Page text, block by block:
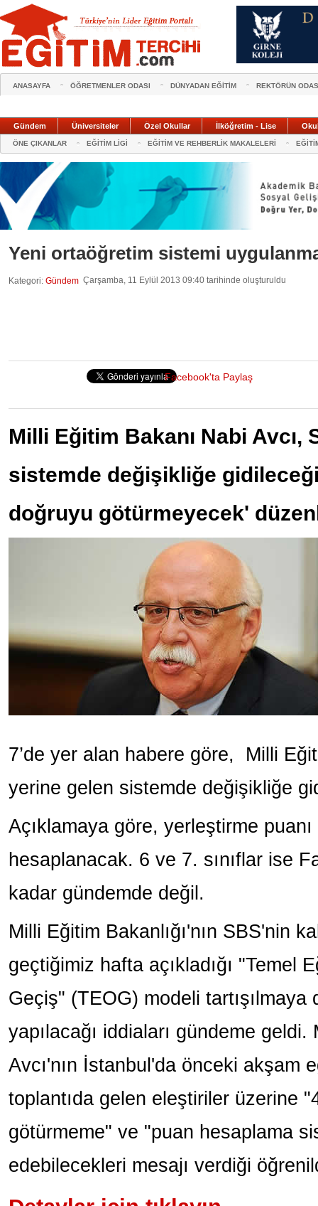
ANASAYFA ÖĞRETMENLER ODASI DÜNYADAN EĞİTİM REKTÖRÜN
Gündem Üniversiteler Özel Okullar İlköğretim - Lise
ÖNE ÇIKANLAR EĞİTİM LİGİ EĞİTİM VE REHBERLİK MAKALELERİ
Yeni ortaöğretim sistemi
Kategori: Gündem Çarşamba, 11 Eylül 2013 09:40 tarihinde oluşturuldu
Facebook'ta Paylaş
Milli Eğitim Bakanı Nabi Avcı,
sistemde değişikliğe
doğruyu götürmeyecek'
7’de yer alan habere göre, Milli
yerine gelen sistemde değişikliğe
Açıklamaya göre, yerleştirme
hesaplanacak. 6 ve 7. sınıflar ise
kadar gündemde değil.
Milli Eğitim Bakanlığı'nın SBS'nin
geçtiğimiz hafta açıkladığı "Temel
Geçiş" (TEOG) modeli
yapılacağı iddiaları gündeme
Avcı'nın İstanbul'da önceki akşam
toplantıda gelen eleştiriler üzerine
götürmeme" ve "puan hesaplama
edebilecekleri mesajı verdiği